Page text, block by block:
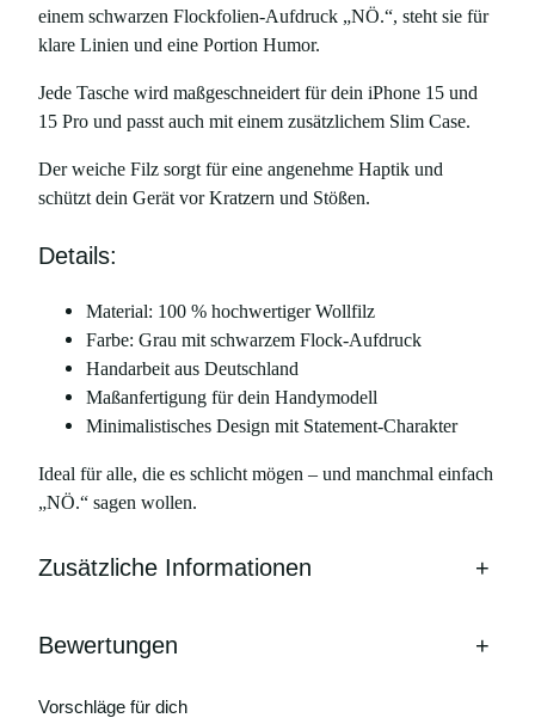
u
m
F
l
z
i
u
N
.
einem schwarzen Flockfolien-Aufdruck „NÖ.“, steht sie für
klare Linien und eine Portion Humor.
Jede Tasche wird maßgeschneidert für dein iPhone 15 und
15 Pro und passt auch mit einem zusätzlichem Slim Case.
Der weiche Filz sorgt für eine angenehme Haptik und
schützt dein Gerät vor Kratzern und Stößen.
Details:
Material: 100 % hochwertiger Wollfilz
Farbe: Grau mit schwarzem Flock-Aufdruck
Handarbeit aus Deutschland
Maßanfertigung für dein Handymodell
Minimalistisches Design mit Statement-Charakter
Ideal für alle, die es schlicht mögen – und manchmal einfach
„NÖ.“ sagen wollen.
Zusätzliche Informationen +
Bewertungen +
Vorschläge für dich